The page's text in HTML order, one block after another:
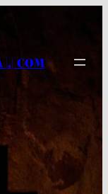
|.| COM